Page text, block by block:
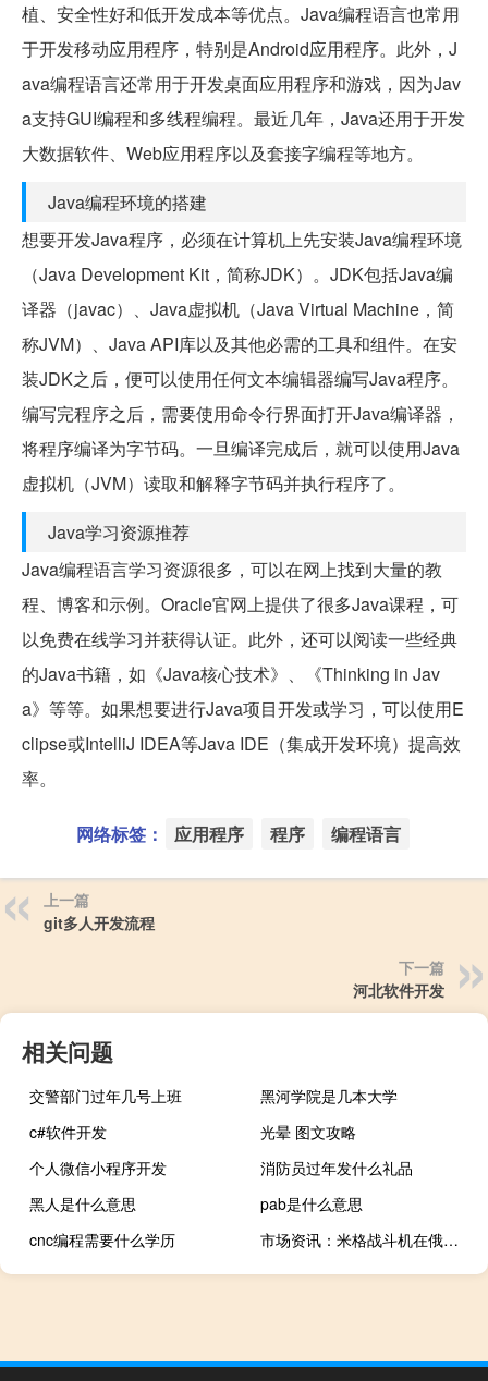
植、安全性好和低开发成本等优点。Java编程语言也常用
于开发移动应用程序，特别是Android应用程序。此外，J
ava编程语言还常用于开发桌面应用程序和游戏，因为Jav
a支持GUI编程和多线程编程。最近几年，Java还用于开发
大数据软件、Web应用程序以及套接字编程等地方。
Java编程环境的搭建
想要开发Java程序，必须在计算机上先安装Java编程环境
（Java Development Kit，简称JDK）。JDK包括Java编
译器（javac）、Java虚拟机（Java Virtual Machine，简
称JVM）、Java API库以及其他必需的工具和组件。在安
装JDK之后，便可以使用任何文本编辑器编写Java程序。
编写完程序之后，需要使用命令行界面打开Java编译器，
将程序编译为字节码。一旦编译完成后，就可以使用Java
虚拟机（JVM）读取和解释字节码并执行程序了。
Java学习资源推荐
Java编程语言学习资源很多，可以在网上找到大量的教
程、博客和示例。Oracle官网上提供了很多Java课程，可
以免费在线学习并获得认证。此外，还可以阅读一些经典
的Java书籍，如《Java核心技术》、《Thinking in Jav
a》等等。如果想要进行Java项目开发或学习，可以使用E
clipse或IntelliJ IDEA等Java IDE（集成开发环境）提高效
率。
网络标签： 应用程序 程序 编程语言
上一篇
git多人开发流程
下一篇
河北软件开发
相关问题
交警部门过年几号上班
黑河学院是几本大学
c#软件开发
光晕 图文攻略
个人微信小程序开发
消防员过年发什么礼品
黑人是什么意思
pab是什么意思
cnc编程需要什么学历
市场资讯：米格战斗机在俄罗斯起飞乌克兰全境发布了近3个小时的空袭警报